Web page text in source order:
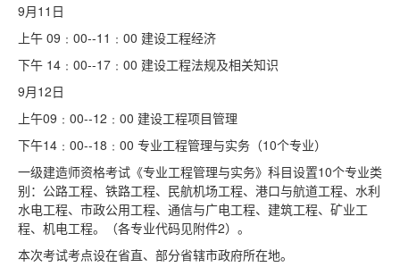
9月11日
上午 09﹕00--11﹕00 建设工程经济
下午 14﹕00--17﹕00 建设工程法规及相关知识
9月12日
上午09﹕00--12﹕00 建设工程项目管理
下午14﹕00--18﹕00 专业工程管理与实务（10个专业）
一级建造师资格考试《专业工程管理与实务》科目设置10个专业类
别：公路工程、铁路工程、民航机场工程、港口与航道工程、水利
水电工程、市政公用工程、通信与广电工程、建筑工程、矿业工
程、机电工程。（各专业代码见附件2）。
本次考试考点设在省直、部分省辖市政府所在地。